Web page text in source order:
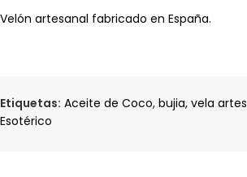
Velón artesanal fabricado en España.
Etiquetas: Aceite de Coco, bujia, vela
Esotérico